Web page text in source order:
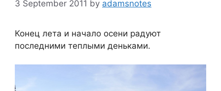
3 September 2011 by adamsnotes
Конец лета и начало осени радуют
последними теплыми деньками.